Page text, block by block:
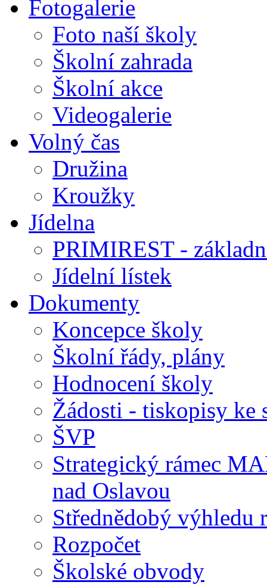
Fotogalerie
Foto naší školy
Školní zahrada
Školní akce
Videogalerie
Volný čas
Družina
Kroužky
Jídelna
PRIMIREST -
Jídelní lístek
Dokumenty
Koncepce školy
Školní řády, plány
Hodnocení školy
Žádosti - tiskopisy ke
ŠVP
Strategický rámec
nad Oslavou
Střednědobý výhledu
Rozpočet
Školské obvody